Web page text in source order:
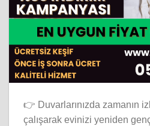
👉 Duvarlarınızda zamanın
çalışarak evinizi yeniden